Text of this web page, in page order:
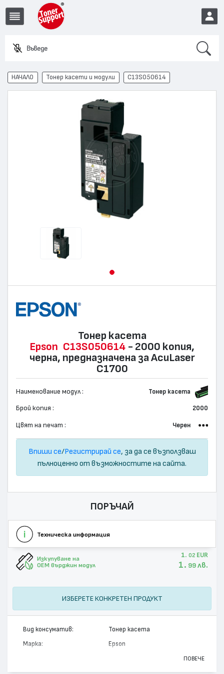
Въведете име
EUR
НАЧАЛО Тонер касети и модули C13S050614
Тонер касета
Epson C13S050614 - 2000 копия,
черна, предназначена за AcuLaser
C1700
Наименование модул : Тонер касета
Брой копия : 2000
Цвят на печат : Черен
Впиши се/Регистрирай се, за да се възползваш
пълноценно от възможностите на сайта.
ПОРЪЧАЙ
Техническа информация
Изкупуване на
OEM върджин модул
1. 02 EUR
1. 99 лв.
ИЗБЕРЕТЕ КОНКРЕТЕН ПРОДУКТ
Вид консуматив: Тонер касета
Марка: Epson
ПОВЕЧЕ